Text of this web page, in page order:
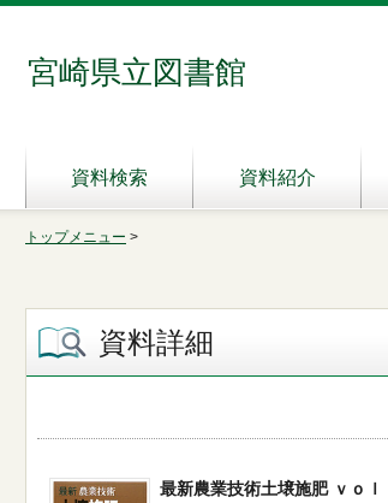
宮崎県立図書館
資料検索 資料紹介
トップメニュー >
資料詳細
最新農業技術土壌施肥 ｖｏｌ